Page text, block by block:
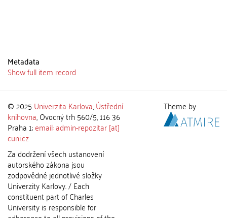
Metadata
Show full item record
© 2025 Univerzita Karlova,Ústřední
knihovna, Ovocný trh 560/5, 116 36
Praha 1;email: admin-repozitar [at]
cuni.cz
Za dodržení všech ustanovení
autorského zákona jsou
zodpovědné jednotlivé složky
Univerzity Karlovy. / Each
constituent part of Charles
University is responsible for
Theme by